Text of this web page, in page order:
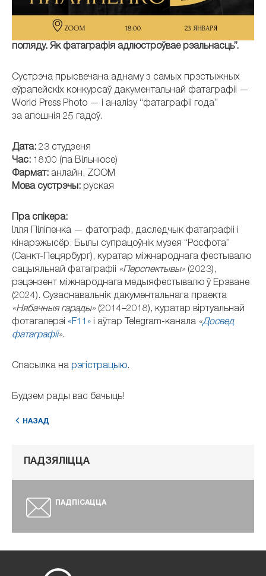
погляду. Як фатаграфія адлюстроўвае рэальнасць”.
Сустрэча прысвечана аднаму з самых прэстыжных
еўрапейскіх конкурсаў дакументальнай фатаграфіі —
World Press Photo — і аналізу “фатаграфіі года”
за апошнія 25 гадоў.
Дата: 23 студзеня
Час: 18:00 (па Вільнюсе)
Фармат: анлайн, ZOOM
Мова сустрэчы: руская
Пра спікера:
Ілля Піліпенка — фатограф, даследчык фатаграфіі і
кінарэжысёр. Былы супрацоўнік музея “Росфота”
(Санкт-Пецярбург), куратар міжнароднага фестывалю
сацыяльнай фатаграфіі «Перспектывы» (2023),
рэцэнзент міжнароднага медыяфестывалю ў Ерэване
(2024). Сузаснавальнік дакументальнага праекта
«Нябачныя гарады» (2014–2018), куратар віртуальнай
фотагалерэі «F11» і аўтар Telegram-канала «Досвед
фатаграфіі».
Спасылка на рэгістрацыю.
Будзем рады вас бачыць!
НАЗАД
ПАДЗЯЛІЦЦА
ПАДПІСАЦЦА